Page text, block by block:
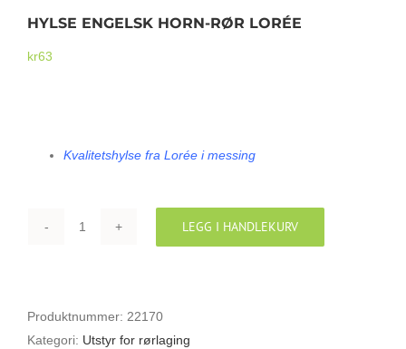
Mikrofoner
HYLSE ENGELSK HORN-RØR LORÉE
kr63
Kvalitetshylse fra Lorée i messing
LEGG I HANDLEKURV
Produktnummer: 22170
Kategori: Utstyr for rørlaging